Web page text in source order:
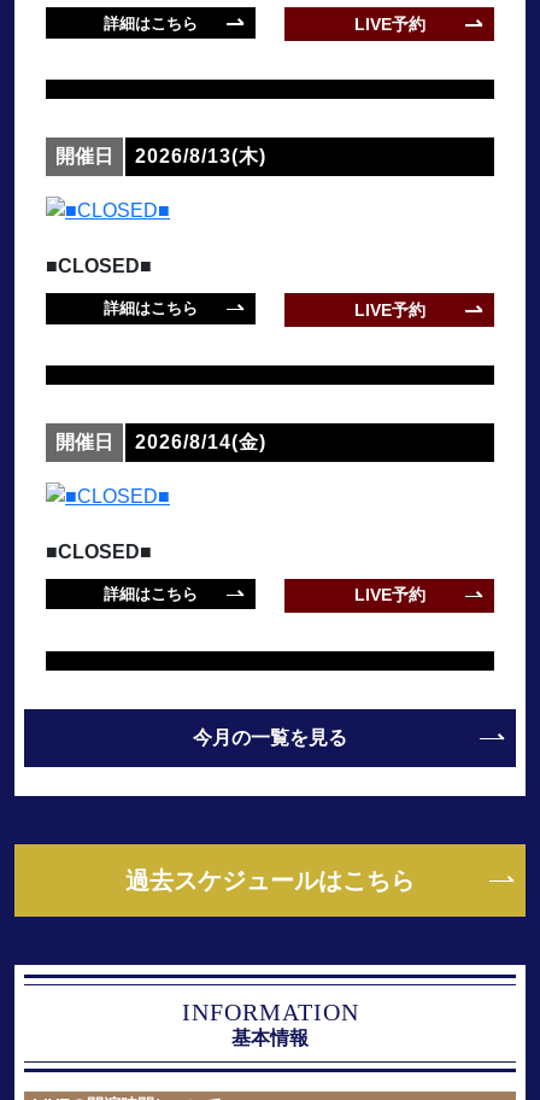
詳細はこちら LIVE予約
開催日 2026/8/13(木)
■CLOSED■
詳細はこちら LIVE予約
開催日 2026/8/14(金)
■CLOSED■
詳細はこちら LIVE予約
今月の一覧を見る
過去スケジュールはこちら
INFORMATION
基本情報